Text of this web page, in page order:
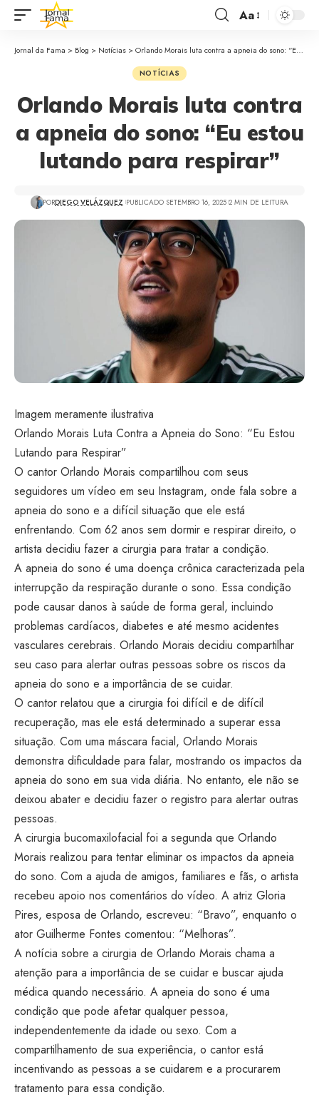
Aa
Jornal da Fama > Blog > Notícias >Orlando Morais luta contra a apneia do sono: “Eu estou lutando para respirar”
NOTÍCIAS
Orlando Morais luta contra
a apneia do sono: “Eu estou
lutando para respirar”
PORDIEGO VELÁZQUEZ PUBLICADO SETEMBRO 16, 2025 2 MIN DE LEITURA
Imagem meramente ilustrativa
Orlando Morais Luta Contra a Apneia do Sono: “Eu Estou
Lutando para Respirar”
O cantor Orlando Morais compartilhou com seus
seguidores um vídeo em seu Instagram, onde fala sobre a
apneia do sono e a difícil situação que ele está
enfrentando. Com 62 anos sem dormir e respirar direito, o
artista decidiu fazer a cirurgia para tratar a condição.
A apneia do sono é uma doença crônica caracterizada pela
interrupção da respiração durante o sono. Essa condição
pode causar danos à saúde de forma geral, incluindo
problemas cardíacos, diabetes e até mesmo acidentes
vasculares cerebrais. Orlando Morais decidiu compartilhar
seu caso para alertar outras pessoas sobre os riscos da
apneia do sono e a importância de se cuidar.
O cantor relatou que a cirurgia foi difícil e de difícil
recuperação, mas ele está determinado a superar essa
situação. Com uma máscara facial, Orlando Morais
demonstra dificuldade para falar, mostrando os impactos da
apneia do sono em sua vida diária. No entanto, ele não se
deixou abater e decidiu fazer o registro para alertar outras
pessoas.
A cirurgia bucomaxilofacial foi a segunda que Orlando
Morais realizou para tentar eliminar os impactos da apneia
do sono. Com a ajuda de amigos, familiares e fãs, o artista
recebeu apoio nos comentários do vídeo. A atriz Gloria
Pires, esposa de Orlando, escreveu: “Bravo”, enquanto o
ator Guilherme Fontes comentou: “Melhoras”.
A notícia sobre a cirurgia de Orlando Morais chama a
atenção para a importância de se cuidar e buscar ajuda
médica quando necessário. A apneia do sono é uma
condição que pode afetar qualquer pessoa,
independentemente da idade ou sexo. Com a
compartilhamento de sua experiência, o cantor está
incentivando as pessoas a se cuidarem e a procurarem
tratamento para essa condição.